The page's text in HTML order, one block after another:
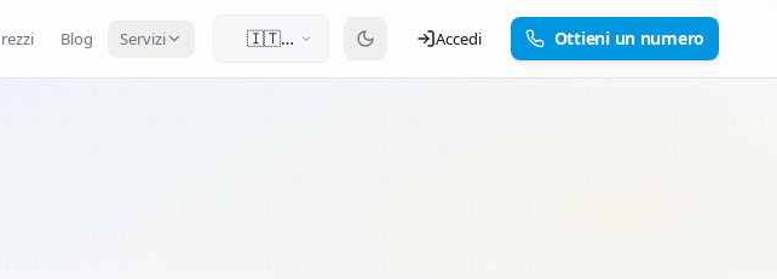
Blog Servizi
🇮🇹
Accedi Ottieni un numero